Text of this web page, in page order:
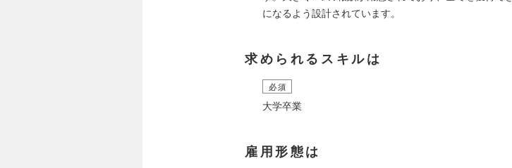
になるよう設計されています。
求められるスキルは
必須
大学卒業
雇用形態は